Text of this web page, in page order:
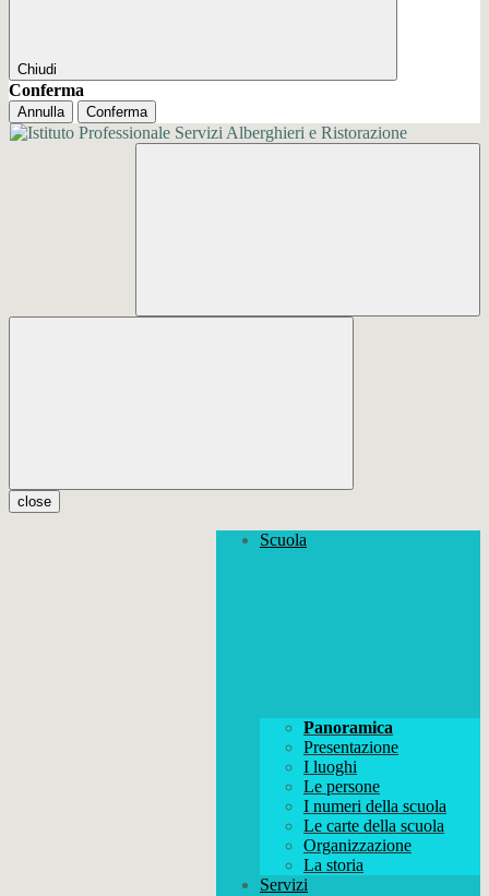
Chiudi
Conferma
Annulla Conferma
close
Scuola
Panoramica
Presentazione
I luoghi
Le persone
I numeri della scuola
Le carte della scuola
Organizzazione
La storia
Servizi